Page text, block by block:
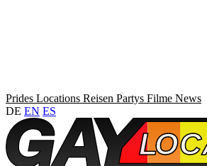
Prides Locations Reisen Partys Filme News
DE EN ES